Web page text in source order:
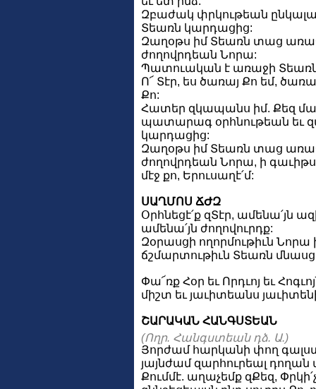
Զբաժակ փրկութեան
Տեառն կարդացից:
Զաղօթս իմ Տեառն տաց
ժողովրդեան Նորա:
Պատուական է առաջի Տեառն
Ո՜ Տէր, ես ծառայ Քո եմ,
Քո:
Հատեր զկապանս իմ. Քեզ
պատարագ օրհնութեան եւ
կարդացից:
Զաղօթս իմ Տեառն տաց
ժողովրդեան Նորա, ի
մէջ քո, Երուսաղէ՛մ:
ՍԱՂՄՈՍ ՃԺԶ
Օրհնեցէ՛ք զՏէր, ամենա՛յն
ամենա՛յն ժողովուրդք:
Զօրասցի ողորմութիւն Նորա
ճշմարտութիւն Տեառն
Փա՜ռք Հօր եւ Որդւոյ եւ
միշտ եւ յաւիտեանս
ՇԱՐԱԿԱՆ ՀԱՆԳՍՏԵԱՆ
(Ողր. Հանգստեան դձ. Ա.)
Յորժամ հարկանի փող
յայնժամ զարհուրեալ
Քումմէ. աղաչեմք զՔեզ,